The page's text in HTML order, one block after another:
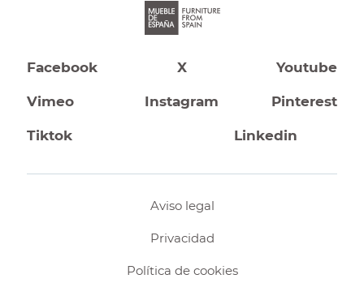
Facebook X Youtube
Vimeo Instagram Pinterest
Tiktok Linkedin
Aviso legal
Privacidad
Política de cookies